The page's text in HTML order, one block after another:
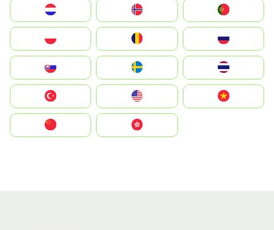
United States
中國香港特別行政區